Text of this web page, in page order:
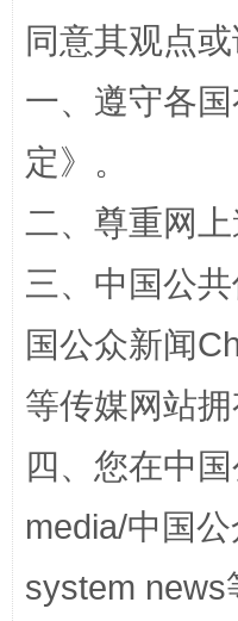
同意其观点
一、遵守各
定》。
二、尊重网
三、中国公
国公众新闻
等传媒网站
四、您在中
media/中国
system news